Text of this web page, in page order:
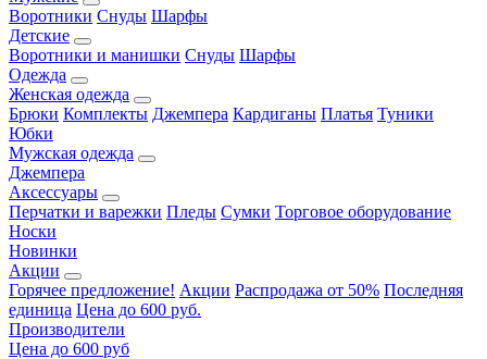
Воротники Снуды Шарфы
Детские
Воротники и манишки Снуды Шарфы
Одежда
Женская одежда
Брюки Комплекты Джемпера Кардиганы Платья Туники
Юбки
Мужская одежда
Джемпера
Аксессуары
Перчатки и варежки Пледы Сумки Торговое оборудование
Носки
Новинки
Акции
Горячее предложение! Акции Распродажа от 50% Последняя
единица Цена до 600 руб.
Производители
Цена до 600 руб